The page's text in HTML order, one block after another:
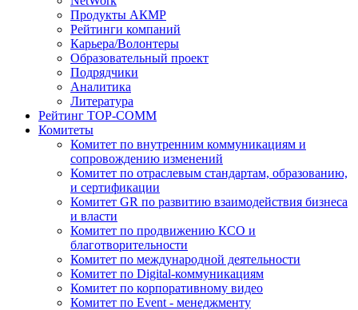
Продукты АКМР
Рейтинги компаний
Карьера/Волонтеры
Образовательный проект
Подрядчики
Аналитика
Литература
Рейтинг TOP-COMM
Комитеты
Комитет по внутренним коммуникациям и
сопровождению изменений
Комитет по отраслевым стандартам, образованию,
и сертификации
Комитет GR по развитию взаимодействия бизнеса
и власти
Комитет по продвижению КСО и
благотворительности
Комитет по международной деятельности
Комитет по Digital-коммуникациям
Комитет по корпоративному видео
Комитет по Event - менеджменту